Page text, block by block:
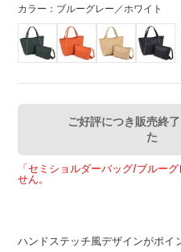
カラー：ブルーグレー／ホワイト
ご好評につき販売終
た
「セミショルダーバッグ/ブルー
せん。
ハンドステッチ風デザインがポイ